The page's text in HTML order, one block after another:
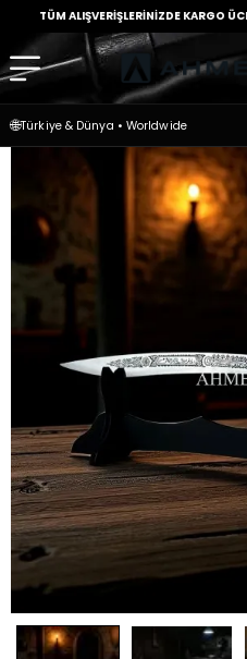
TÜM ALIŞVERİŞLERİNİZDEKARGO
🌐Türkiye & Dünya • Worldwide